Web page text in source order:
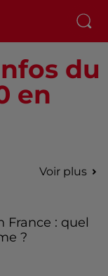
du
en
Voir plus
France : quel
?